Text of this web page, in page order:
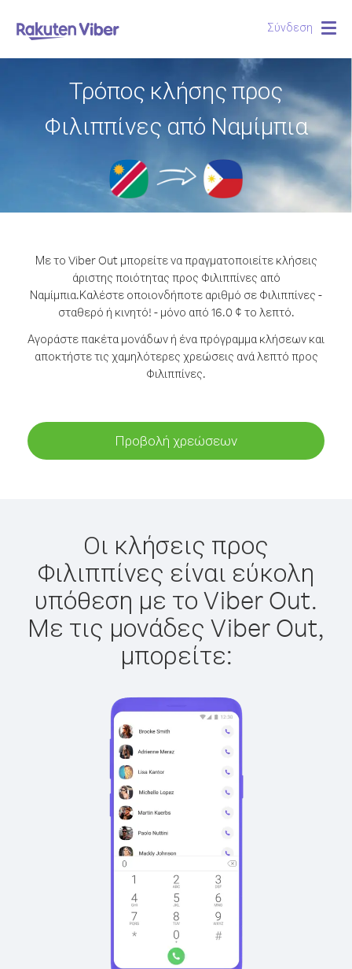
Σύνδεση
Τρόπος κλήσης προς
Φιλιππίνες από Ναμίμπια
Με το Viber Out μπορείτε να πραγματοποιείτε κλήσεις
άριστης ποιότητας προς Φιλιππίνες από
Ναμίμπια.Καλέστε οποιονδήποτε αριθμό σε Φιλιππίνες -
σταθερό ή κινητό! - μόνο από 16.0 ¢ το λεπτό.
Αγοράστε πακέτα μονάδων ή ένα πρόγραμμα κλήσεων και
αποκτήστε τις χαμηλότερες χρεώσεις ανά λεπτό προς
Φιλιππίνες.
Προβολή χρεώσεων
Οι κλήσεις προς
Φιλιππίνες είναι εύκολη
υπόθεση με το Viber Out.
Με τις μονάδες Viber Out,
μπορείτε: